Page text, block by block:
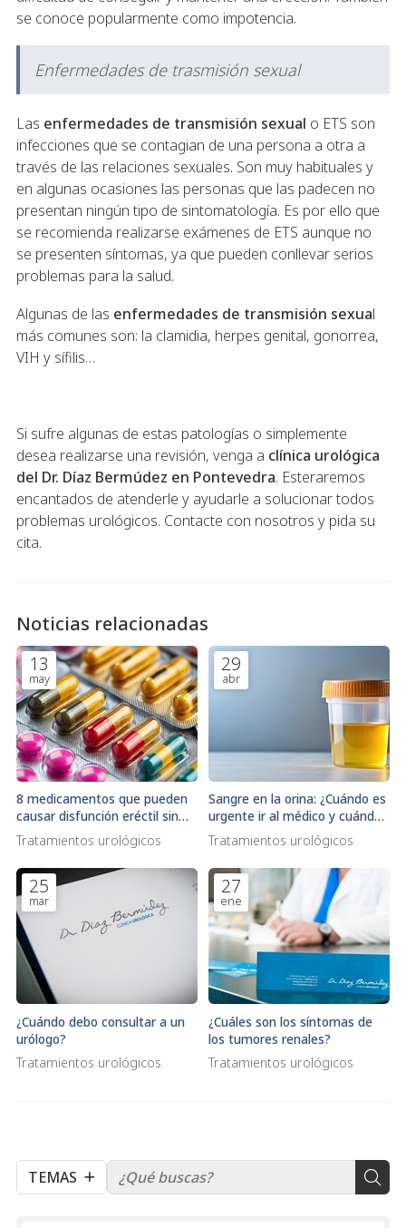
TEMAS
se conoce popularmente como impotencia.
Enfermedades de trasmisión sexual
Las enfermedades de transmisión sexual o ETS son
infecciones que se contagian de una persona a otra a
través de las relaciones sexuales. Son muy habituales y
en algunas ocasiones las personas que las padecen no
presentan ningún tipo de sintomatología. Es por ello que
se recomienda realizarse exámenes de ETS aunque no
se presenten síntomas, ya que pueden conllevar serios
problemas para la salud.
Algunas de las enfermedades de transmisión sexual
más comunes son: la clamidia, herpes genital, gonorrea,
VIH y sífilis…
Si sufre algunas de estas patologías o simplemente
desea realizarse una revisión, venga a clínica urológica
del Dr. Díaz Bermúdez en Pontevedra. Esteraremos
encantados de atenderle y ayudarle a solucionar todos
problemas urológicos. Contacte con nosotros y pida su
cita.
Noticias relacionadas
13
may
8 medicamentos que pueden
causar disfunción eréctil sin
que lo sepas
Tratamientos urológicos
29
abr
Sangre en la orina: ¿Cuándo es
urgente ir al médico y cuándo
puede esperar?
Tratamientos urológicos
25
mar
¿Cuándo debo consultar a un
urólogo?
Tratamientos urológicos
27
ene
¿Cuáles son los síntomas de
los tumores renales?
Tratamientos urológicos